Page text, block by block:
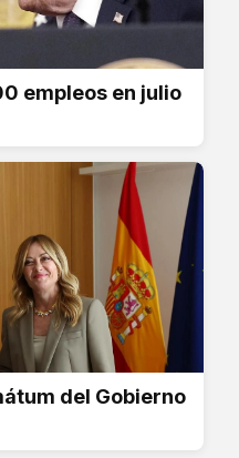
empleos en julio
del Gobierno